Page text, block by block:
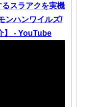
るスラアクを実機
ンハンワイルズ/
】 - YouTube